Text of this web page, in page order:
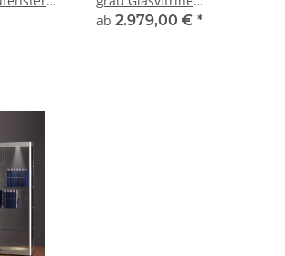
aus
Ausstellungsvitrine
ab 2.979,00 € *